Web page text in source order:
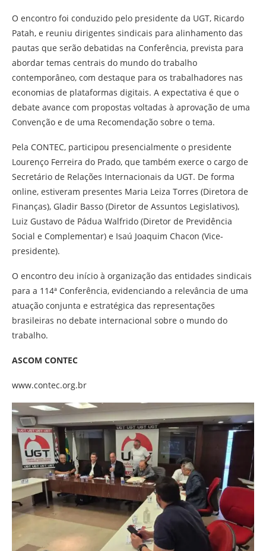
O encontro foi conduzido pelo presidente da UGT, Ricardo
Patah, e reuniu dirigentes sindicais para alinhamento das
pautas que serão debatidas na Conferência, prevista para
abordar temas centrais do mundo do trabalho
contemporâneo, com destaque para os trabalhadores nas
economias de plataformas digitais. A expectativa é que o
debate avance com propostas voltadas à aprovação de uma
Convenção e de uma Recomendação sobre o tema.
Pela CONTEC, participou presencialmente o presidente
Lourenço Ferreira do Prado, que também exerce o cargo de
Secretário de Relações Internacionais da UGT. De forma
online, estiveram presentes Maria Leiza Torres (Diretora de
Finanças), Gladir Basso (Diretor de Assuntos Legislativos),
Luiz Gustavo de Pádua Walfrido (Diretor de Previdência
Social e Complementar) e Isaú Joaquim Chacon (Vice-
presidente).
O encontro deu início à organização das entidades sindicais
para a 114ª Conferência, evidenciando a relevância de uma
atuação conjunta e estratégica das representações
brasileiras no debate internacional sobre o mundo do
trabalho.
ASCOM CONTEC
www.contec.org.br